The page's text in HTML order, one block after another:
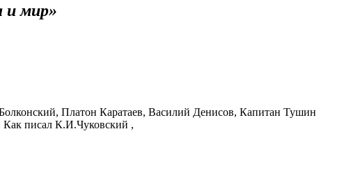
и мир»
Платон Каратаев, Василий Денисов, Капитан Тушин
Как писал К.И.Чуковский ,